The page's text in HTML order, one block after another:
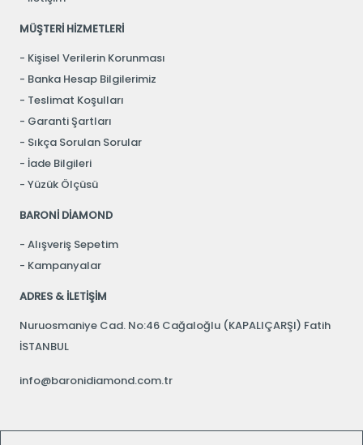
MÜŞTERİ HİZMETLERİ
Kişisel Verilerin Korunması
Banka Hesap Bilgilerimiz
Teslimat Koşulları
Garanti Şartları
Sıkça Sorulan Sorular
İade Bilgileri
Yüzük Ölçüsü
BARONİ DİAMOND
Alışveriş Sepetim
Kampanyalar
ADRES & İLETİŞİM
Nuruosmaniye Cad. No:46 Cağaloğlu (KAPALIÇARŞI) Fatih
İSTANBUL
info@baronidiamond.com.tr